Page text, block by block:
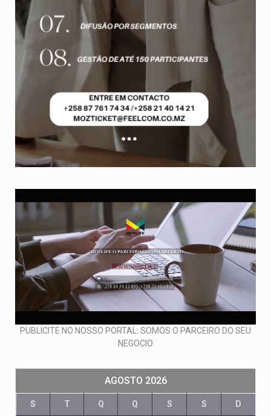
PUBLICITE NO NOSSO PORTAL: SOMOS O PARCEIRO DO SEU
NEGOCIO
AGOSTO 2026
S T Q Q S S D